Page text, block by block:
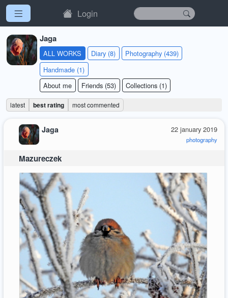
Login
Jaga
ALL WORKS Diary (8)
Photography (439)
Handmade (1)
About me
Friends (53) Collections (1)
latest best rating most commented
22 january 2019
photography
Jaga
Mazureczek